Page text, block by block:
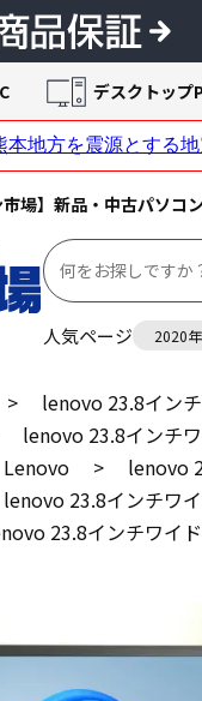
場】新品・中古パソコ
人気ページ 2020
デスクトップ
>
lenovo 23.8イン
lenovo 23.8インチ
Lenovo >
lenovo
lenovo 23.8インチワ
23.8インチワイ